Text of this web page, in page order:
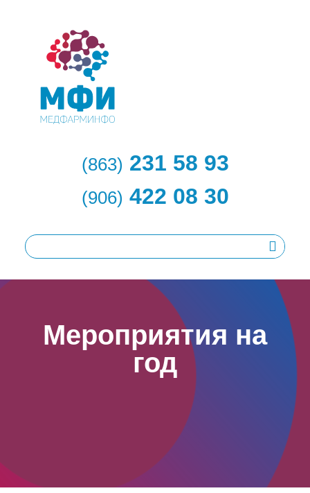
(863) 231 58 93
(906) 422 08 30
Мероприятия на
год